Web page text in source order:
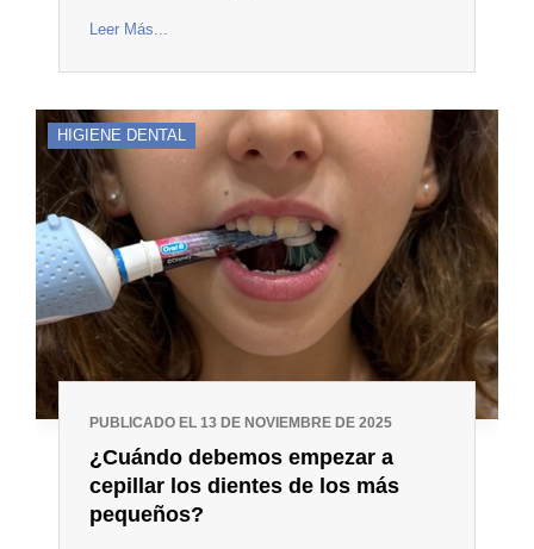
Leer Más...
HIGIENE DENTAL
PUBLICADO EL 13 DE NOVIEMBRE DE 2025
¿Cuándo debemos empezar a
cepillar los dientes de los más
pequeños?